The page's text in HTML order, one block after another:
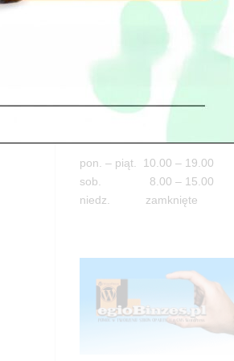
05-100 Nowy Dwór Mazowiecki
tel. 503 900 215
pon. – piąt. 10.00 – 19.00
sob. 8.00 – 15.00
niedz. zamknięte